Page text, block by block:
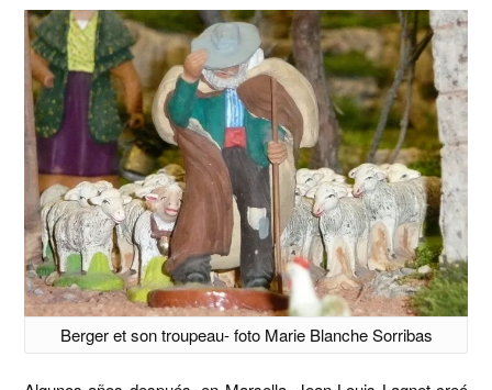
Berger et son troupeau- foto Marie Blanche Sorribas